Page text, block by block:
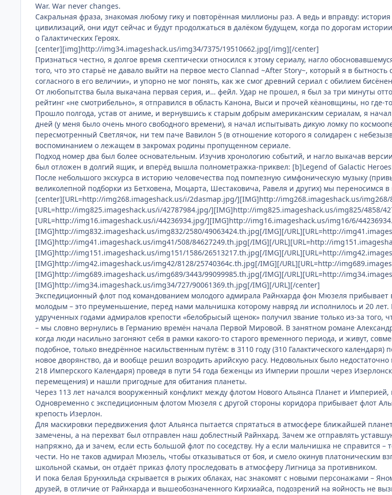
War. War never changes.
Сакральная фраза, знакомая любому гику и повторённая миллионы раз. А ведь и вправду:
цивилизаций, они идут сейчас и будут продолжаться в далёком будущем, когда по дорогам
о Галактических Героях.
[center][img]http://img34.imageshack.us/img34/7375/19510662.jpg[/img][/center]
Признаться честно, я долгое время скептически относился к этому сериалу, нагло
того, что это старьё не давало выйти на первое место Clannad ~After Story~, который я в
согласного в его величии», и упорно не мог понять, как же смог древний сериал с обилием
От любопытства была выкачана первая серия, и… фейл. Удар не прошел, я был за три минуты
рейтинг «не смотрибельно», я отправился в область Канона, Выси и прочей кёановщины, но где-
Прошло полгода, устав от аниме, и вернувшись к старым добрым американским сериалам, я
дней (у меня было очень много свободного времени), я начал испытывать дикую ломку по
пересмотренный Светлячок, ни тем паче Вавилон 5 (в отношение которого я солидарен с
воспоминанием о лежащем в закромах родины пропущенном сериале.
Подход номер два был более основательным. Изучив хронологию событий, и нагло выкачав
был отложен в долгий ящик, и вперёд вышла полнометражка-приквел: [b]Legend of Galactic
После небольшого экскурса в историю человечества под помпезную симфоническую музыку
великолепной подборки из Бетховена, Моцарта, Шестаковича, Равеля и других) мы переносимся в
[center][URL=http://img268.imageshack.us/i/2dasmap.jpg/][IMG]http://img268.imageshack.us/
[URL=http://img825.imageshack.us/i/42787984.jpg/][IMG]http://img825.imageshack.us/img825/4858/
[URL=http://img16.imageshack.us/i/44236934.jpg/][IMG]http://img16.imageshack.us/img16/6/
[IMG]http://img832.imageshack.us/img832/2580/49063424.th.jpg[/IMG][/URL][URL=http://
[IMG]http://img41.imageshack.us/img41/508/84627249.th.jpg[/IMG][/URL][URL=http://
[IMG]http://img151.imageshack.us/img151/1586/26513217.th.jpg[/IMG][/URL][URL=http://
[IMG]http://img42.imageshack.us/img42/8128/25740364c.th.jpg[/IMG][/URL][URL=http://
[IMG]http://img689.imageshack.us/img689/3443/99099985.th.jpg[/IMG][/URL][URL=http://
[IMG]http://img34.imageshack.us/img34/727/90061369.th.jpg[/IMG][/URL][/center]
Экспедиционный флот под командованием молодого адмирала Райнхарда фон Мюзеля прибывает
молодым – это преуменьшение, перед нами мальчишка которому навряд ли исполнилось и 20
удрученных годами адмиралов крепости «белобрысый щенок» получил звание только из-за
– мы словно вернулись в Германию времён начала Первой Мировой. В занятном романе
когда люди насильно загоняют себя в рамки какого-то старого временного периода, и живут,
подобное, только внедрённое насильственным путём: в 3110 году (310 Галактического
новое дворянство, да и вообще решил возродить арийскую расу. Недовольных было
218 Имперского Календаря) проведя в пути 54 года беженцы из Империи прошли через
перемещения) и нашли пригодные для обитания планеты.
Через 113 лет начался вооруженный конфликт между флотом Нового Альянса Планет и
Одновременно с экспедиционным флотом Мюзеля с другой стороны коридора прибывает флот
крепость Изерлон.
Для маскировки передвижения флот Альянса пытается спрятаться в атмосфере ближайшей
замечены, а на перехват был отправлен наш доблестный Райнхард. Зачем же отправлять
напряжно, да и зачем, если есть большой флот по соседству. Ну а если мальчишка не справится
чести. Но не таков адмирал Мюзель, чтобы отказываться от боя, и смело окинув платоническим
школьной скамьи, он отдаёт приказ флоту проследовать в атмосферу Лигница за противником.
И пока белая Брунхильда скрывается в рыжих облаках, нас знакомят с новыми персонажами –
друзей, в отличие от Райнхарда и вышеобозначенного Кирхиайса, подозрений на яойность не